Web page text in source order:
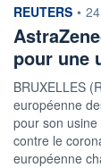
information
REUTERS •
pour une
BRUXELLES
européenne
pour son
contre le
européenne